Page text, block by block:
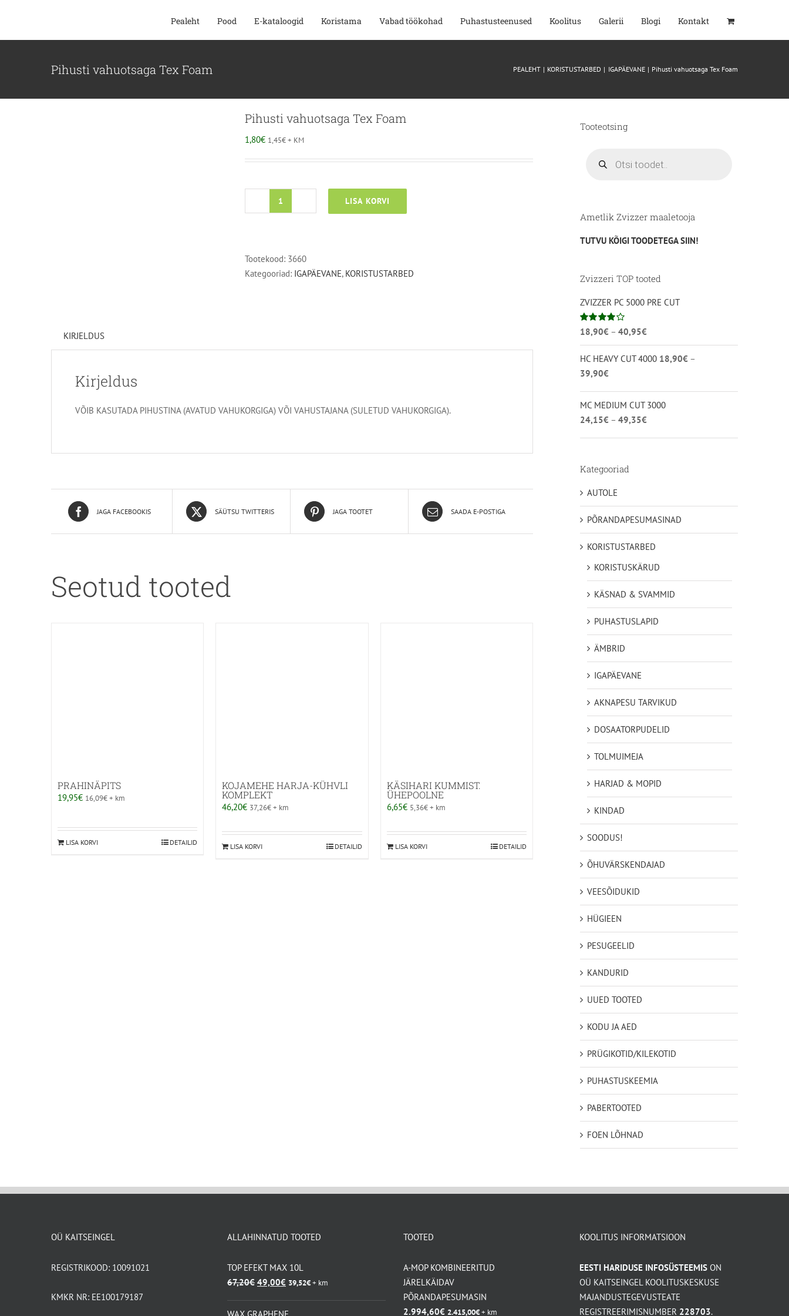
Pealeht Pood E-kataloogid Koristama Vabad töökohad Puhastusteenused Koolitus Galerii Blogi Kontakt
Pihusti vahuotsaga Tex Foam PEALEHT KORISTUSTARBED IGAPÄEVANE Pihusti vahuotsaga Tex Foam
Pihusti vahuotsaga Tex Foam
1,80€ 1,45€+ KM
Pihusti
LISA KORVI
Tootekood: 3660
Kategooriad: IGAPÄEVANE, KORISTUSTARBED
KIRJELDUS
Kirjeldus
VÕIB KASUTADA PIHUSTINA (AVATUD VAHUKORGIGA) VÕI VAHUSTAJANA (SULETUD VAHUKORGIGA).
JAGA FACEBOOKIS SÄÜTSU TWITTERIS JAGA TOOTET SAADA E-POSTIGA
Seotud tooted
PRAHINÄPITS
19,95€ 16,09€+ km
LISA KORVI DETAILID
KOJAMEHE HARJA-KÜHVLI
KOMPLEKT
46,20€ 37,26€+ km
LISA KORVI DETAILID
KÄSIHARI KUMMIST.
ÜHEPOOLNE
6,65€ 5,36€+ km
LISA KORVI DETAILID
Tooteotsing
search
Ametlik Zvizzer maaletooja
TUTVU KÕIGI TOODETEGA SIIN!
Zvizzeri TOP tooted
ZVIZZER PC 5000 PRE CUT
Hinnanguga
4.00
18,90€ – 40,95€Hinnavahemik:
18,90€
kuni
HC HEAVY CUT 4000 18,90€ –
39,90€Hinnavahemik:
kuni
39,90€
MC MEDIUM CUT 3000
24,15€ – 49,35€Hinnavahemik:
Kategooriad
AUTOLE
PÕRANDAPESUMASINAD
KORISTUSTARBED
KORISTUSKÄRUD
KÄSNAD & SVAMMID
PUHASTUSLAPID
ÄMBRID
IGAPÄEVANE
AKNAPESU TARVIKUD
DOSAATORPUDELID
TOLMUIMEJA
HARJAD & MOPID
KINDAD
SOODUS!
ÕHUVÄRSKENDAJAD
VEESÕIDUKID
HÜGIEEN
PESUGEELID
KANDURID
UUED TOOTED
KODU JA AED
PRÜGIKOTID/KILEKOTID
PUHASTUSKEEMIA
PABERTOOTED
FOEN LÕHNAD
OÜ KAITSEINGEL
REGISTRIKOOD: 10091021
KMKR NR: EE100179187
ALLAHINNATUD TOOTED
TOP EFEKT MAX 10L
67,20€ Algne
oli:
49,00€ Praegune
on:
39,52€+ km
WAX GRAPHENE
TOOTED
A-MOP KOMBINEERITUD
JÄRELKÄIDAV
PÕRANDAPESUMASIN
2.994,60€ 2.415,00€+ km
KOOLITUS INFORMATSIOON
EESTI HARIDUSE INFOSÜSTEEMIS ON
OÜ KAITSEINGEL KOOLITUSKESKUSE
MAJANDUSTEGEVUSTEATE
REGISTREERIMISNUMBER 228703.